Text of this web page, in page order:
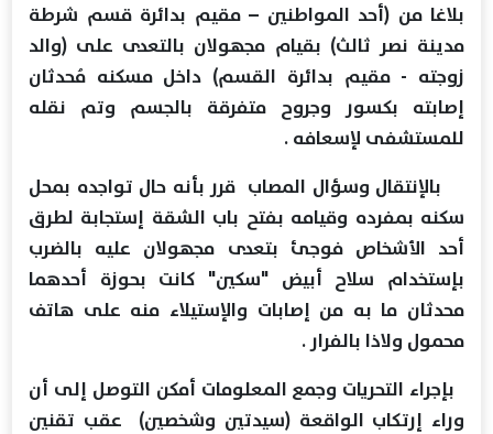
بلاغا من (أحد المواطنين – مقيم بدائرة قسم شرطة
مدينة نصر ثالث) بقيام مجهولان بالتعدى على (والد
زوجته - مقيم بدائرة القسم) داخل مسكنه مُحدثان
إصابته بكسور وجروح متفرقة بالجسم وتم نقله
للمستشفى لإسعافه .
بالإنتقال وسؤال المصاب قرر بأنه حال تواجده بمحل
سكنه بمفرده وقيامه بفتح باب الشقة إستجابة لطرق
أحد الأشخاص فوجئ بتعدى مجهولان عليه بالضرب
بإستخدام سلاح أبيض "سكين" كانت بحوزة أحدهما
محدثان ما به من إصابات والإستيلاء منه على هاتف
محمول ولاذا بالفرار .
بإجراء التحريات وجمع المعلومات أمكن التوصل إلى أن
وراء إرتكاب الواقعة (سيدتين وشخصين) عقب تقنين